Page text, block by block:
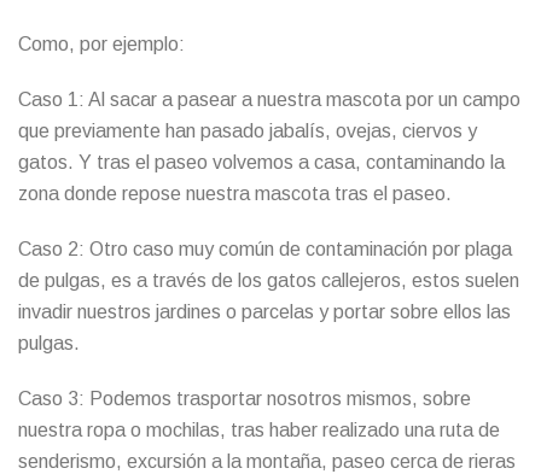
Como, por ejemplo:
Caso 1: Al sacar a pasear a nuestra mascota por un campo
que previamente han pasado jabalís, ovejas, ciervos y
gatos. Y tras el paseo volvemos a casa, contaminando la
zona donde repose nuestra mascota tras el paseo.
Caso 2: Otro caso muy común de contaminación por plaga
de pulgas, es a través de los gatos callejeros, estos suelen
invadir nuestros jardines o parcelas y portar sobre ellos las
pulgas.
Caso 3: Podemos trasportar nosotros mismos, sobre
nuestra ropa o mochilas, tras haber realizado una ruta de
senderismo, excursión a la montaña, paseo cerca de rieras